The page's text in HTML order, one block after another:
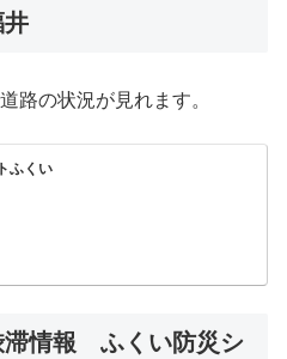
井
路の状況が見れます。
ふくい
滞情報 ふくい防災シ